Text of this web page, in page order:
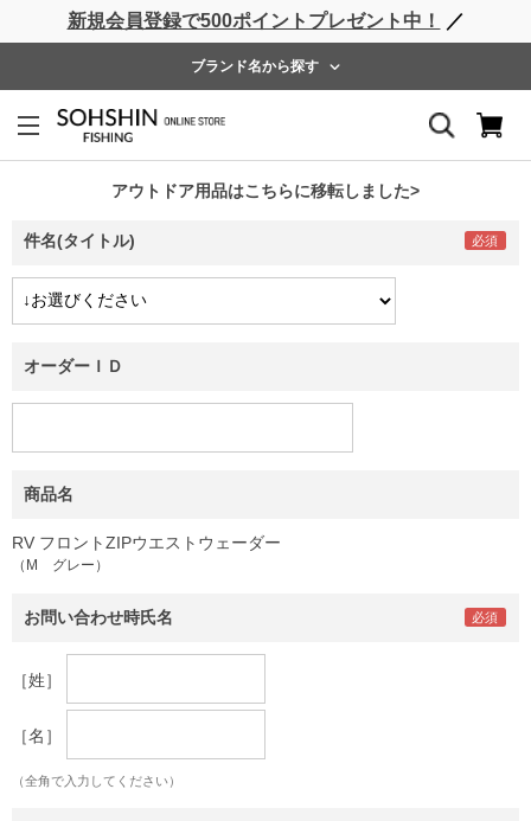
新規会員登録で500ポイントプレゼント中！ ／
ブランド名から探す
アウトドア用品はこちらに移転しました>
ライフベスト ウェーダー レインウェア フットウェア
お問い合わせ
件名(タイトル)
オーダーＩＤ
商品名
RV フロントZIPウエストウェーダー
（M グレー）
お問い合わせ時氏名
［姓］
［名］
（全角で入力してください）